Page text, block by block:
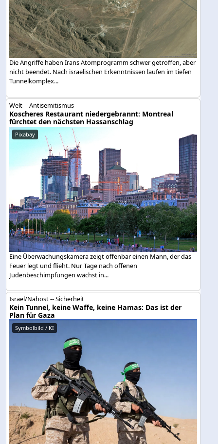
Die Angriffe haben Irans Atomprogramm schwer getroffen, aber
nicht beendet. Nach israelischen Erkenntnissen laufen im tiefen
Tunnelkomplex...
Welt -- Antisemitismus
Koscheres Restaurant niedergebrannt: Montreal
fürchtet den nächsten Hassanschlag
Pixabay
Eine Überwachungskamera zeigt offenbar einen Mann, der das
Feuer legt und flieht. Nur Tage nach offenen
Judenbeschimpfungen wächst in...
Israel/Nahost -- Sicherheit
Kein Tunnel, keine Waffe, keine Hamas: Das ist der
Plan für Gaza
Symbolbild / KI